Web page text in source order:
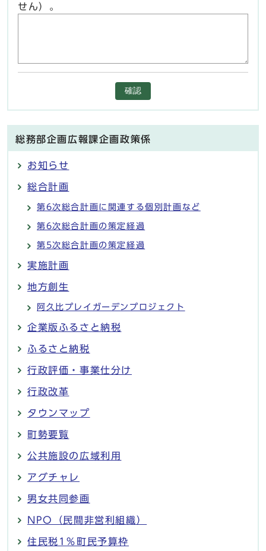
せん）。
確認
総務部企画広報課企画政策係
お知らせ
総合計画
第6次総合計画に関連する個別計画など
第6次総合計画の策定経過
第5次総合計画の策定経過
実施計画
地方創生
阿久比プレイガーデンプロジェクト
企業版ふるさと納税
ふるさと納税
行政評価・事業仕分け
行政改革
タウンマップ
町勢要覧
公共施設の広域利用
アグチャレ
男女共同参画
NPO（民間非営利組織）
住民税1％町民予算枠